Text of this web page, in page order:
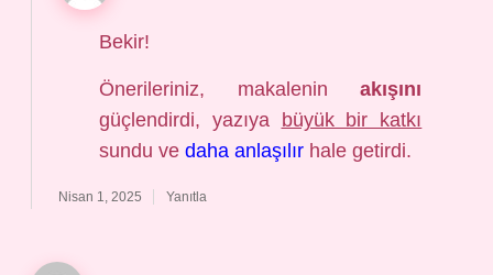
Bekir!
Önerileriniz, makaleninakışını
güçlendirdi, yazıya
büyük bir katkı
sundu ve daha anlaşılırhale getirdi.
Nisan 1, 2025 Yanıtla